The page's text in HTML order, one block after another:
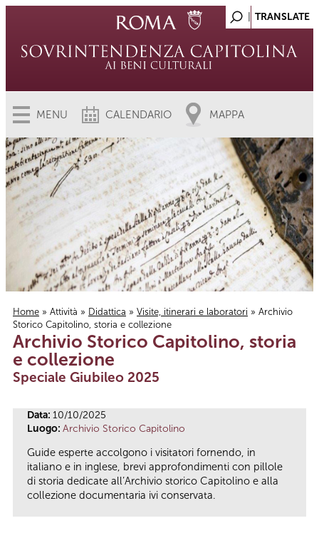
MENU CALENDARIO MAPPA
Tu sei qui
Home » Attività » Didattica » Visite, itinerari e laboratori » Archivio
Storico Capitolino, storia e collezione
Archivio Storico Capitolino, storia
e collezione
Speciale Giubileo 2025
Data: 10/10/2025
Luogo: Archivio Storico Capitolino
Guide esperte accolgono i visitatori fornendo, in
italiano e in inglese, brevi approfondimenti con pillole
di storia dedicate all’Archivio storico Capitolino e alla
collezione documentaria ivi conservata.